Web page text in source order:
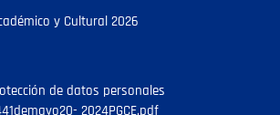
y Cultural 2026
de datos personales
2024PGCE.pdf